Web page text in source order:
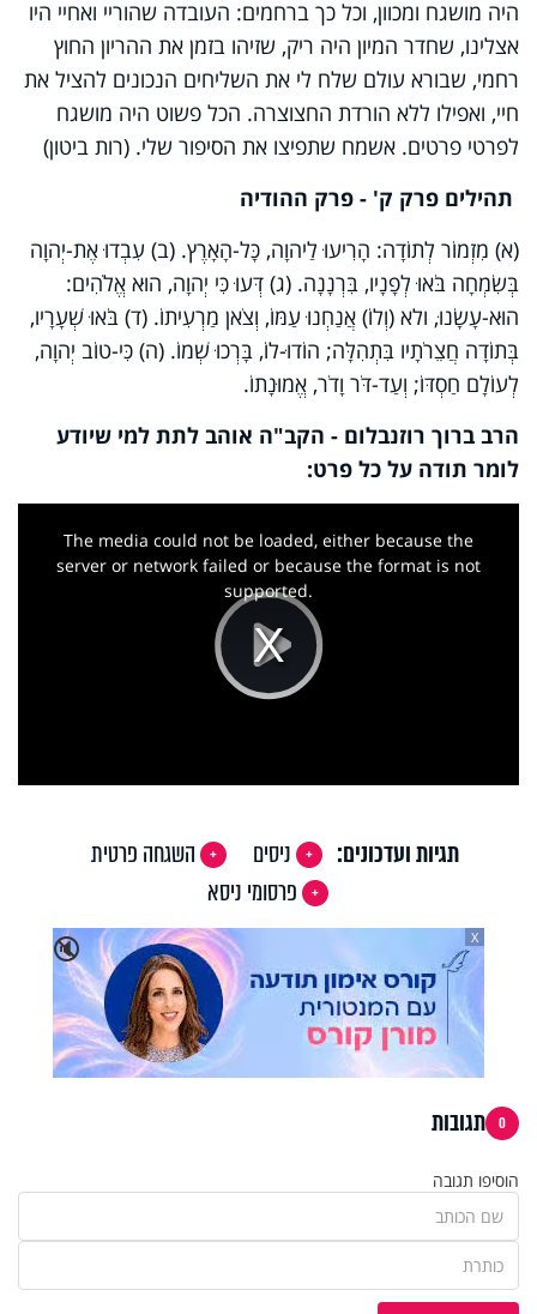
היה מושגח ומכוון, וכל כך ברחמים: העובדה שהוריי ואחיי היו
אצלינו, שחדר המיון היה ריק, שזיהו בזמן את ההריון החוץ
רחמי, שבורא עולם שלח לי את השליחים הנכונים להציל את
חיי, ואפילו ללא הורדת החצוצרה. הכל פשוט היה מושגח
לפרטי פרטים. אשמח שתפיצו את הסיפור שלי. (רות ביטון)
תהילים פרק ק' - פרק ההודיה
(א) מִזְמוֹר לְתוֹדָה: הָרִיעוּ לַיהוָה, כָּל-הָאָרֶץ. (ב) עִבְדוּ אֶת-יְהוָה
בְּשִׂמְחָה בֹּאוּ לְפָנָיו, בִּרְנָנָה. (ג) דְּעוּ כִּי יְהוָה, הוּא אֱלֹהִים:
הוּא-עָשָׂנוּ, ולא (וְלוֹ) אֲנַחְנוּ עַמּוֹ, וְצֹאן מַרְעִיתוֹ. (ד) בֹּאוּ שְׁעָרָיו,
בְּתוֹדָה חֲצֵרֹתָיו בִּתְהִלָּה; הוֹדוּ-לוֹ, בָּרְכוּ שְׁמוֹ. (ה) כִּי-טוֹב יְהוָה,
לְעוֹלָם חַסְדּוֹ; וְעַד-דֹּר וָדֹר, אֱמוּנָתוֹ.
הרב ברוך רוזנבלום - הקב"ה אוהב לתת למי שיודע
לומר תודה על כל פרט:
Play
Video
The media could not be loaded, either because the
server or network failed or because the format is not
supported.
תגיות ועדכונים: ניסים
השגחה פרטית
פרסומי ניסא
🔇
X
0 תגובות
הוסיפו תגובה